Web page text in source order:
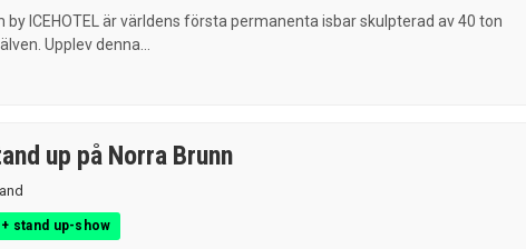
by ICEHOTEL är världens första permanenta isbar skulpterad av 40 ton
Upplev denna...
up på Norra Brunn
stand up-show